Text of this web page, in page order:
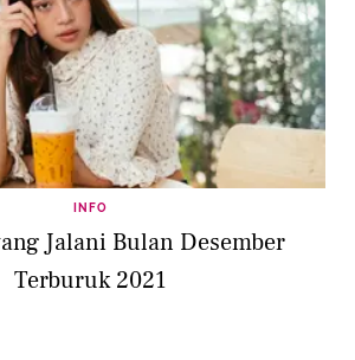
INFO
Jalani Bulan Desember
Terburuk 2021